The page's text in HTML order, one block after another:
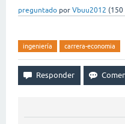
preguntado por Vbuu2012 (150
ingeniería carrera-economia